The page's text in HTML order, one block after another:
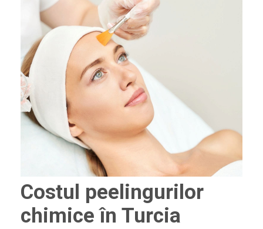
Costul peelingurilor
chimice în Turcia